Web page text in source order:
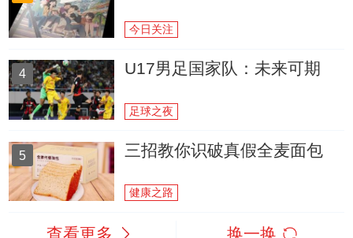
今日关注
4 U17男足国家队：未来可期
足球之夜
5 三招教你识破真假全麦面包
健康之路
查看更多 换一换